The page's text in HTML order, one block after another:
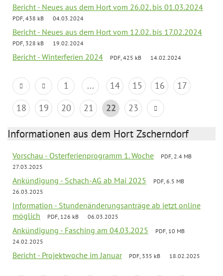
Bericht - Neues aus dem Hort vom 26.02. bis 01.03.2024
PDF, 438 kB 04.03.2024
Bericht - Neues aus dem Hort vom 12.02. bis 17.02.2024
PDF, 328 kB 19.02.2024
Bericht - Winterferien 2024 PDF, 425 kB 14.02.2024
1 ... 14 15 16
17
18
19 20 21 22 23
Informationen aus dem Hort Zscherndorf
Vorschau - Osterferienprogramm 1. Woche
PDF, 2.4 MB
27.03.2025
Ankündigung - Schach-AG ab Mai 2025
PDF, 6.5 MB
26.03.2025
Information - Stundenänderungsanträge ab jetzt online
möglich
PDF, 126 kB 06.03.2025
Ankündigung - Fasching am 04.03.2025
PDF, 10 MB
24.02.2025
Bericht - Projektwoche im Januar PDF, 335 kB 18.02.2025